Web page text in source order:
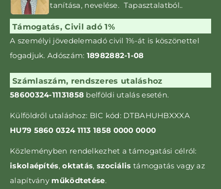
tanítása, nevelése. Tapasztalatból..
Támogatás, Civil adó 1%
A személyi jövedelemadó civil 1%-át is kö­szönettel
fogadjuk. Adószám: 18982882-1-08
Számlaszám, rendszeres utaláshoz
58600324-11131858 belföldi utalás esetén.
Külföldről utaláshoz: BIC kód: DTBAHUHBXXXA
HU79 5860 0324 1113 1858 0000 0000
Közleményben rendelkezhet a támogatási célról:
iskolaépítés,oktatás, szociális támogatás vagy az
alapítvány működtetése.